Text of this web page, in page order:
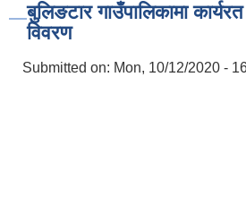
बुलिङटार गाउँपालिकामा
विवरण
Submitted on: Mon, 10/12/2020 -